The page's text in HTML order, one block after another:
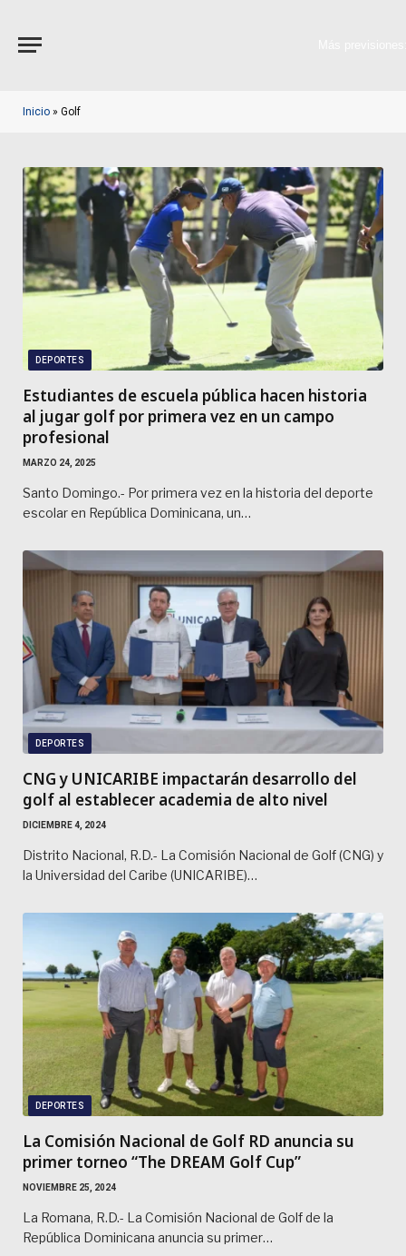
Inicio » Golf
DEPORTES
Estudiantes de escuela pública hacen historia
al jugar golf por primera vez en un campo
profesional
MARZO 24, 2025
Santo Domingo.- Por primera vez en la historia del deporte
escolar en República Dominicana, un…
DEPORTES
CNG y UNICARIBE impactarán desarrollo del
golf al establecer academia de alto nivel
DICIEMBRE 4, 2024
Distrito Nacional, R.D.- La Comisión Nacional de Golf (CNG) y
la Universidad del Caribe (UNICARIBE)…
DEPORTES
La Comisión Nacional de Golf RD anuncia su
primer torneo “The DREAM Golf Cup”
NOVIEMBRE 25, 2024
La Romana, R.D.- La Comisión Nacional de Golf de la
República Dominicana anuncia su primer…